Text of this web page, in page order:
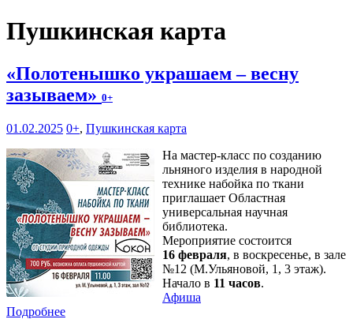
Пушкинская карта
«Полотенышко украшаем – весну
зазываем» 0+
01.02.2025 0+, Пушкинская карта
На мастер-класс по созданию
льняного изделия в народной
технике набойка по ткани
приглашает Областная
универсальная научная
библиотека.
Мероприятие состоится
16 февраля, в воскресенье, в зале
№12 (М.Ульяновой, 1, 3 этаж).
Начало в 11 часов.
Афиша
Подробнее